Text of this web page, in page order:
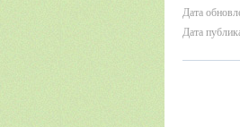
Дата
Дата